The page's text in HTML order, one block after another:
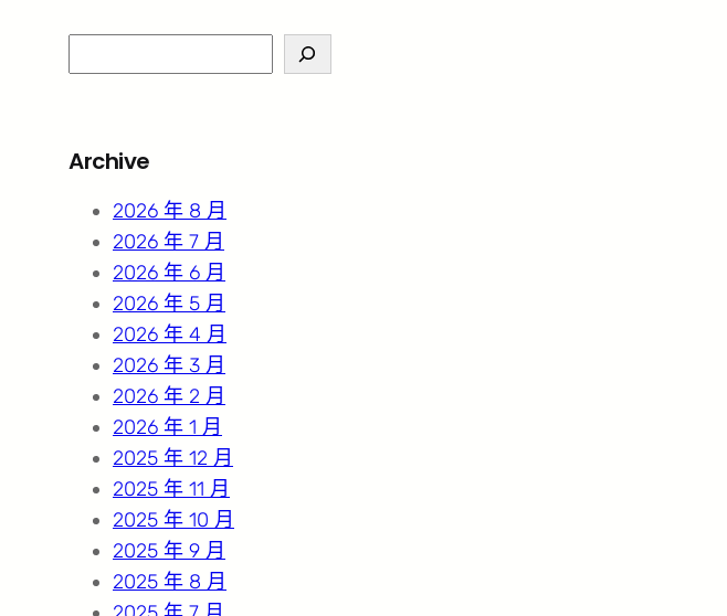
e
c
Archive
2026 年 8 月
2026 年 7 月
2026 年 6 月
2026 年 5 月
2026 年 4 月
2026 年 3 月
2026 年 2 月
2026 年 1 月
2025 年 12 月
2025 年 11 月
2025 年 10 月
2025 年 9 月
2025 年 8 月